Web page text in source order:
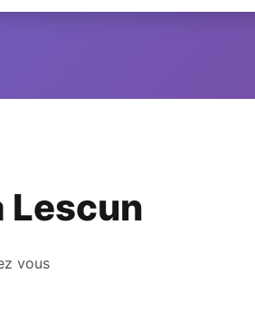
Lescun
vous